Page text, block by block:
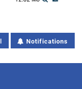
Notifications